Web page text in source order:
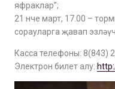
яфраклар”;
21 нче март, 17.00 –
сорауларга җавап
Касса телефоны: 8(843)
Электрон билет алу: